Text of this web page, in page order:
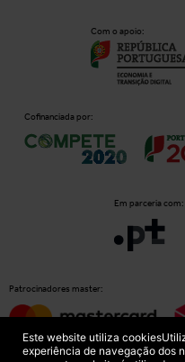
Com o apoio:
Cofinanciada por:
Em parceria com:
Patrocinadores master:
Este website utiliza cookies
experiência de navegação dos